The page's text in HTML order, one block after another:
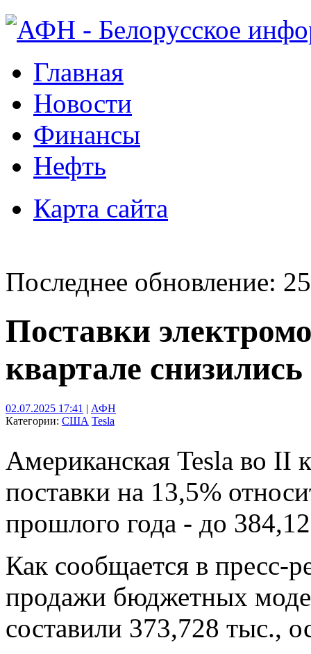
Главная
Новости
Финансы
Нефть
Карта сайта
Последнее обновление:
Поставки
квартале
02.07.2025 17:41 | АФН
Категории: США Tesla
Американская Tesla во II
поставки на 13,5%
прошлого года - до
Как сообщается в пресс-
продажи бюджетных
составили 373,728 тыс.,